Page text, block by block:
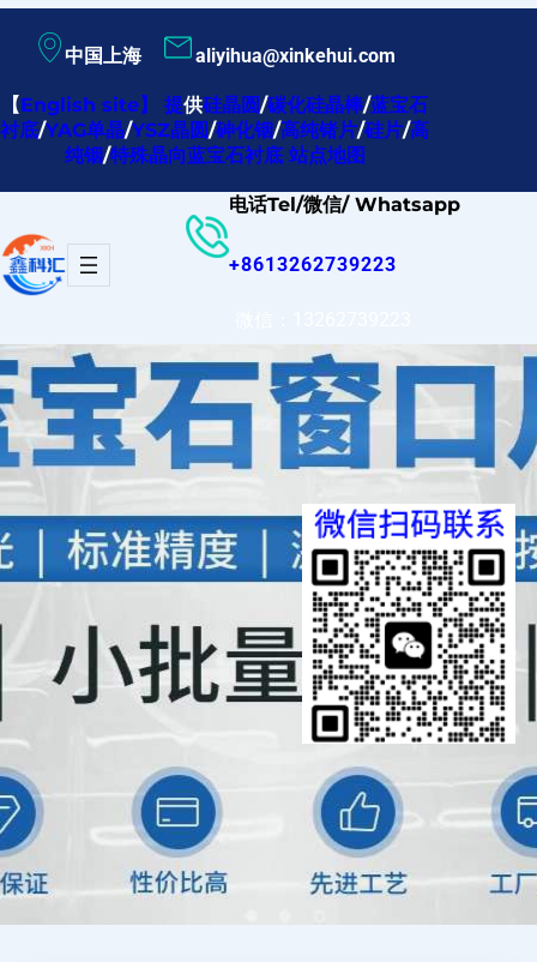
内
容
中国上海 aliyihua@xinkehui.com
【English site】提供硅晶圆/碳化硅晶棒/蓝宝石
衬底/YAG单晶/YSZ晶圆/砷化铟/高纯锗片/硅片/高
纯铟/特殊晶向蓝宝石衬底 站点地图
电话Tel/微信/ Whatsapp
+8613262739223